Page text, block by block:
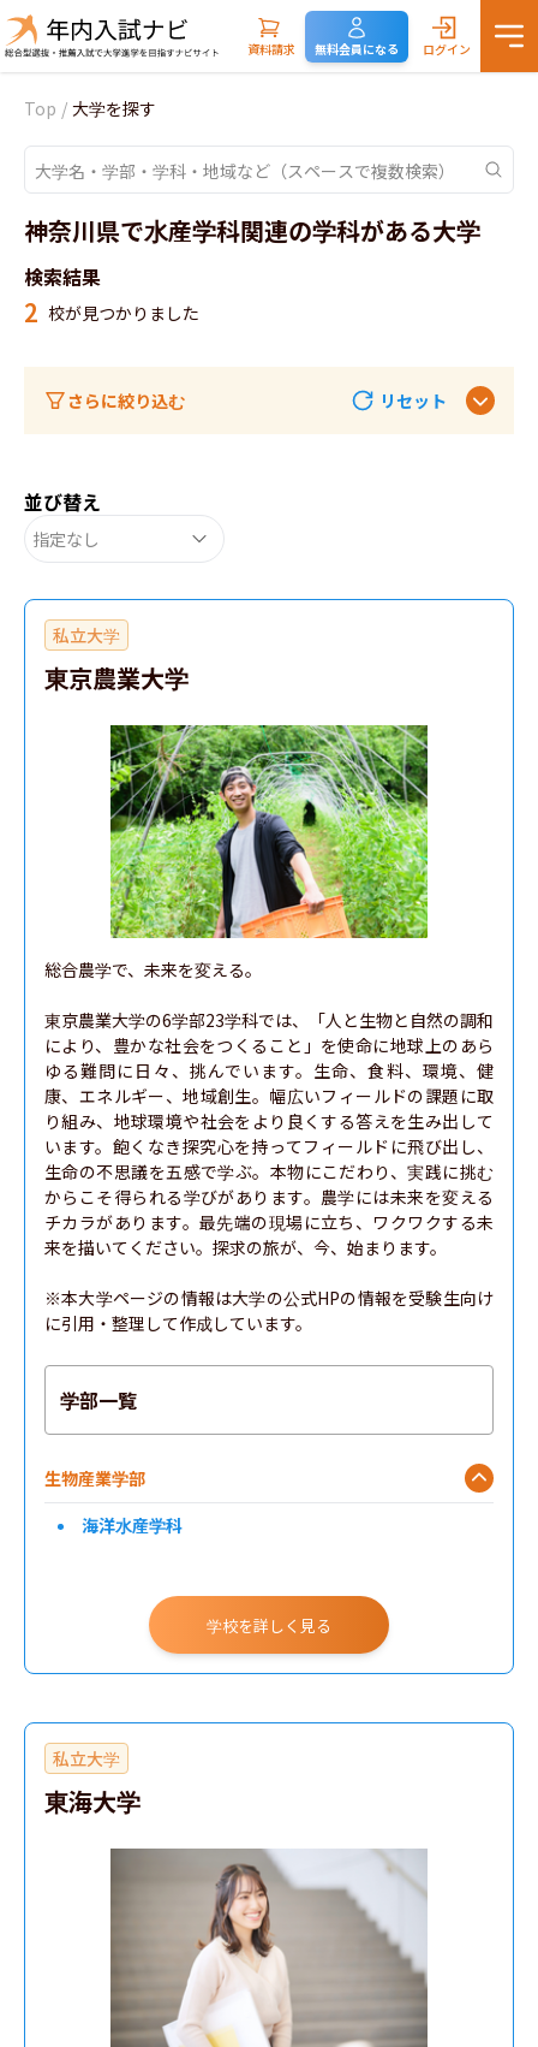
資料請求 無料会員になる ログイン
Top / 大学を探す
神奈川県で水産学科関連の学科がある大学
検索結果
2 校が見つかりました
さらに絞り込む リセット
並び替え
指定なし
私立大学
東京農業大学
総合農学で、未来を変える。
東京農業大学の6学部23学科では、「人と生物と自然の調和
により、豊かな社会をつくること」を使命に地球上のあら
ゆる難問に日々、挑んでいます。生命、食料、環境、健
康、エネルギー、地域創生。幅広いフィールドの課題に取
り組み、地球環境や社会をより良くする答えを生み出して
います。飽くなき探究心を持ってフィールドに飛び出し、
生命の不思議を五感で学ぶ。本物にこだわり、実践に挑む
からこそ得られる学びがあります。農学には未来を変える
チカラがあります。最先端の現場に立ち、ワクワクする未
来を描いてください。探求の旅が、今、始まります。
※本大学ページの情報は大学の公式HPの情報を受験生向け
に引用・整理して作成しています。
学部一覧
生物産業学部
海洋水産学科
学校を詳しく見る
私立大学
東海大学